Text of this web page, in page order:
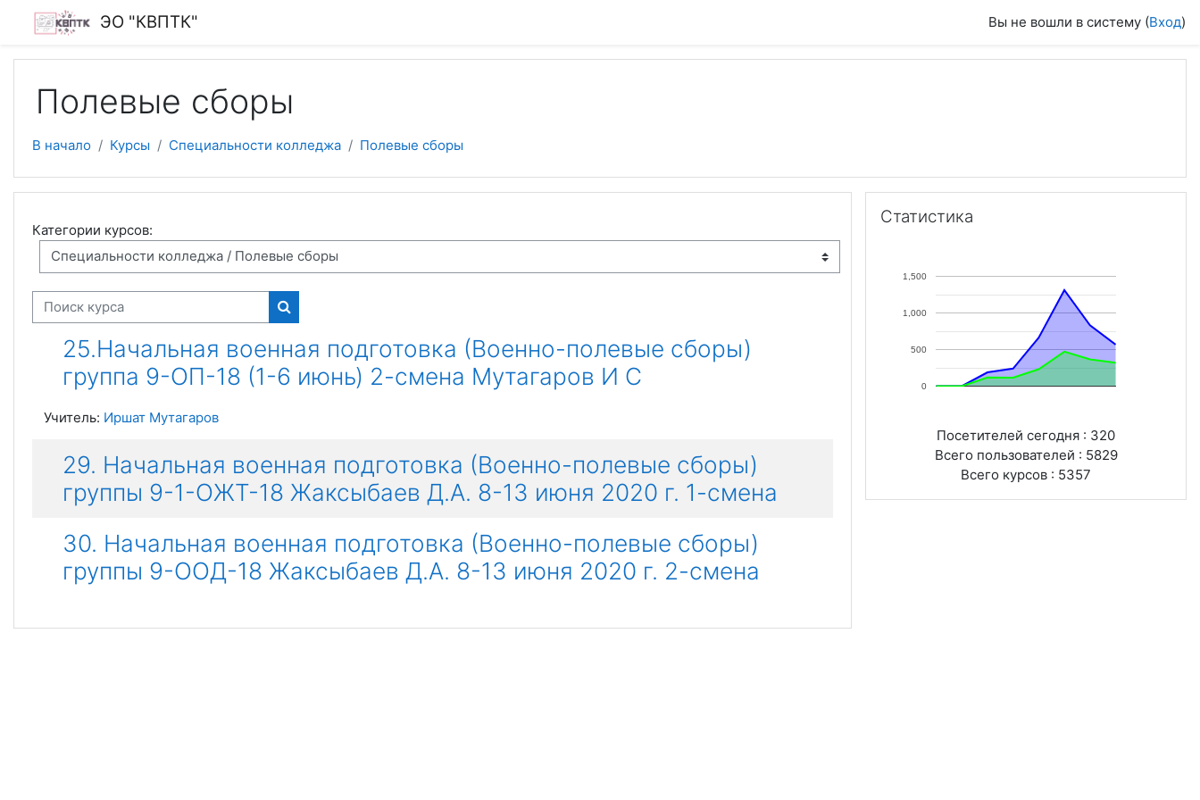
Перейти к основному содержанию
ЭО "КВПТК" Вы не вошли в систему (Вход)
Полевые сборы
В начало Курсы Специальности колледжа Полевые сборы
Категории курсов:
Поиск курса
Поиск курса
25.Начальная военная подготовка (Военно-полевые сборы)
группа 9-ОП-18 (1-6 июнь) 2-смена Мутагаров И С
Учитель: Иршат Мутагаров
29. Начальная военная подготовка (Военно-полевые сборы)
группы 9-1-ОЖТ-18 Жаксыбаев Д.А. 8-13 июня 2020 г. 1-смена
30. Начальная военная подготовка (Военно-полевые сборы)
группы 9-ООД-18 Жаксыбаев Д.А. 8-13 июня 2020 г. 2-смена
Статистика
0
500
1,000
1,500
Посетителей сегодня : 320
Всего пользователей : 5829
Всего курсов : 5357